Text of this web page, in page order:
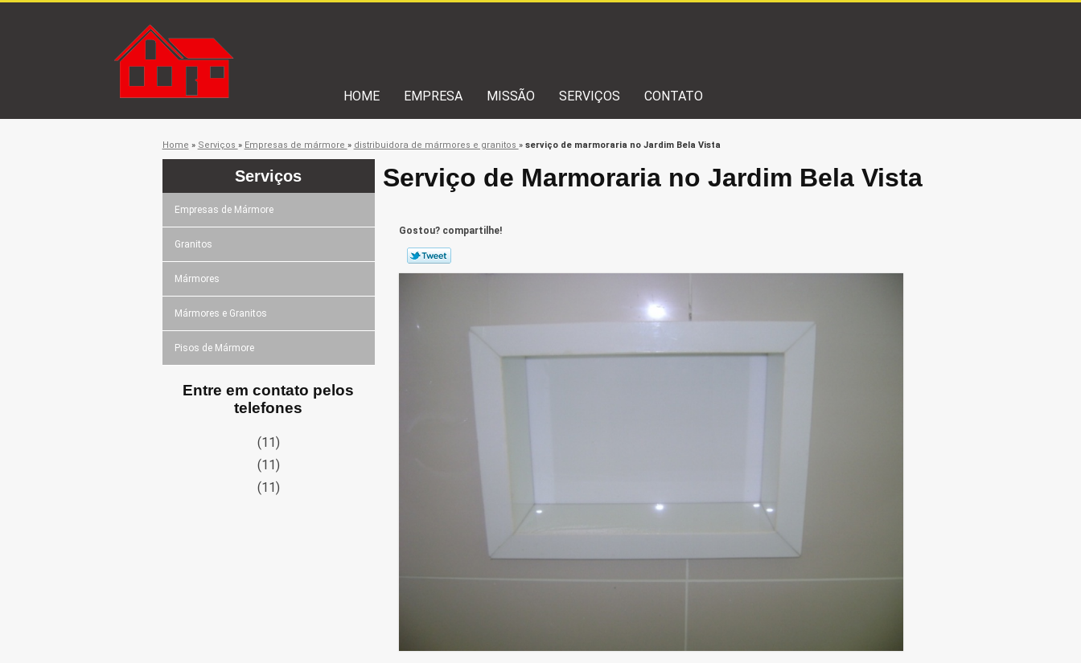
HOME EMPRESA MISSÃO SERVIÇOS CONTATO
Home » Serviços » Empresas de mármore » distribuidora de mármores e granitos » serviço de marmoraria no Jardim Bela Vista
Serviços
Empresas de Mármore
Granitos
Mármores
Mármores e Granitos
Pisos de Mármore
Entre em contato pelos
telefones
(11)
(11)
(11)
Serviço de Marmoraria no Jardim Bela Vista
Gostou? compartilhe!